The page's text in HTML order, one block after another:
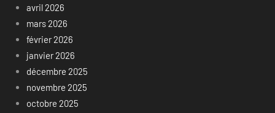
avril 2026
mars 2026
février 2026
janvier 2026
décembre 2025
novembre 2025
octobre 2025